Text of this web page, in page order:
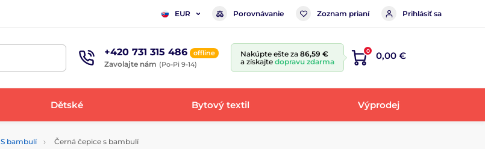
EUR Porovnávanie Zoznam prianí Prihlásiť sa
+420 731 315 486 offline
Zavolajte nám (Po-Pi 9-14)
Nakúpte ešte za 86,59 €
a získajte dopravu zdarma
0 0,00 €
Dětské Bytový textil Výprodej
S bambulí Černá čepice s bambulí